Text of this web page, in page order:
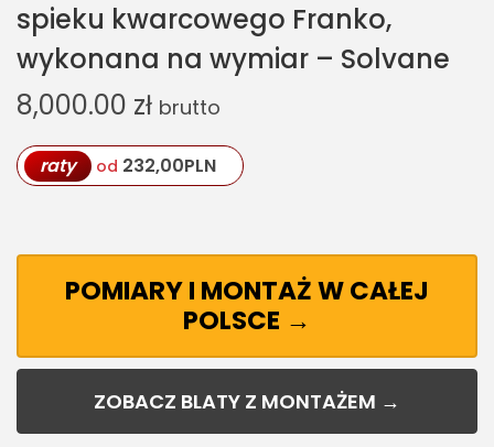
spieku kwarcowego Franko,
wykonana na wymiar – Solvane
8,000.00 zł brutto
raty od 232,00PLN
POMIARY I MONTAŻ W CAŁEJ
POLSCE →
ZOBACZ BLATY Z MONTAŻEM →